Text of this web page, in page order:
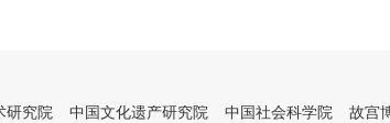
研究院 中国文化遗产研究院 中国社会科学院 故宫